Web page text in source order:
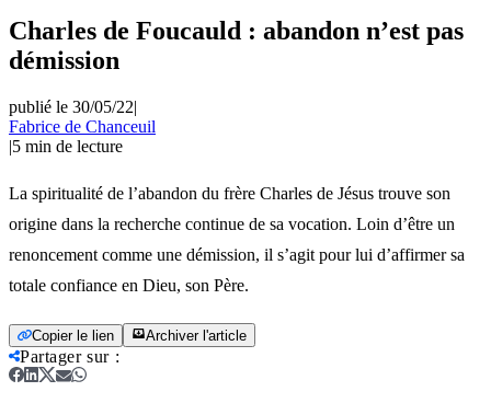
Charles de Foucauld : abandon n’est pas
démission
publié le 30/05/22|
Fabrice de Chanceuil
|5 min de lecture
La spiritualité de l’abandon du frère Charles de Jésus trouve son
origine dans la recherche continue de sa vocation. Loin d’être un
renoncement comme une démission, il s’agit pour lui d’affirmer sa
totale confiance en Dieu, son Père.
Copier le lien Archiver l'article
Partager sur: